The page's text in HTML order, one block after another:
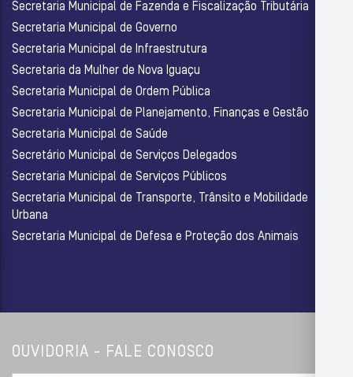
Secretaria Municipal de Fazenda e Fiscalização Tributária
Secretaria Municipal de Governo
Secretaria Municipal de Infraestrutura
Secretaria da Mulher de Nova Iguaçu
Secretaria Municipal de Ordem Pública
Secretaria Municipal de Planejamento, Finanças e Gestão
Secretaria Municipal de Saúde
Secretário Municipal de Serviços Delegados
Secretaria Municipal de Serviços Públicos
Secretaria Municipal de Transporte, Trânsito e Mobilidade
Urbana
Secretaria Municipal de Defesa e Proteção dos Animais
OUVIDORIA - FALE CONOSCO